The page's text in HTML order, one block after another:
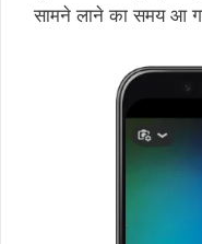
सामने लाने का समय आ